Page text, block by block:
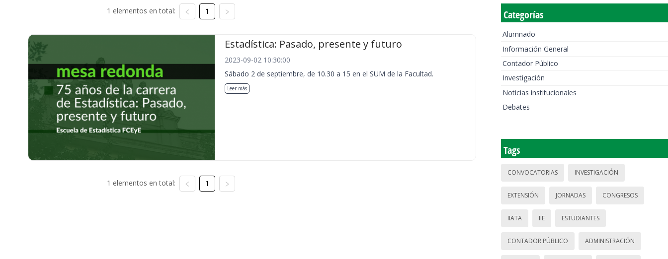
1 elementos en total: 1
Estadística: Pasado, presente y futuro
2023-09-02 10:30:00
Sábado 2 de septiembre, de 10.30 a 15 en el SUM de la Facultad.
Leer más
1 elementos en total: 1
Categorías
Alumnado
Información General
Contador Público
Investigación
Noticias institucionales
Debates
Tags
CONVOCATORIAS INVESTIGACIÓN
EXTENSIÓN JORNADAS CONGRESOS
IIATA IIE ESTUDIANTES
CONTADOR PÚBLICO ADMINISTRACIÓN